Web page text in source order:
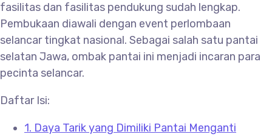
fasilitas dan fasilitas pendukung sudah lengkap.
Pembukaan diawali dengan event perlombaan
selancar tingkat nasional. Sebagai salah satu pantai
selatan Jawa, ombak pantai ini menjadi incaran para
pecinta selancar.
Daftar Isi:
1. Daya Tarik yang Dimiliki Pantai Menganti